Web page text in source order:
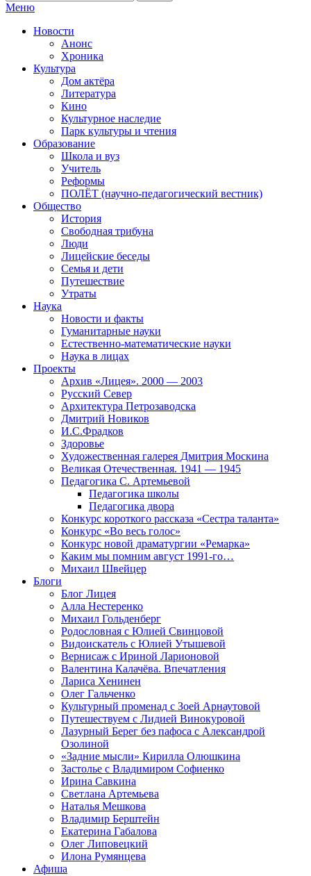
Меню
Новости
Анонс
Хроника
Культура
Дом актёра
Литература
Кино
Культурное наследие
Парк культуры и чтения
Образование
Школа и вуз
Учитель
Реформы
ПОЛЁТ (научно-педагогический вестник)
Общество
История
Свободная трибуна
Люди
Лицейские беседы
Семья и дети
Путешествие
Утраты
Наука
Новости и факты
Гуманитарные науки
Естественно-математические науки
Наука в лицах
Проекты
Архив «Лицея». 2000 — 2003
Русский Север
Архитектура Петрозаводска
Дмитрий Новиков
И.С.Фрадков
Здоровье
Художественная галерея Дмитрия Москина
Великая Отечественная. 1941 — 1945
Педагогика С. Артемьевой
Педагогика школы
Педагогика двора
Конкурс короткого рассказа «Сестра таланта»
Конкурс «Во весь голос»
Конкурс новой драматургии «Ремарка»
Каким мы помним август 1991-го…
Михаил Швейцер
Блоги
Блог Лицея
Алла Нестеренко
Михаил Гольденберг
Родословная с Юлией Свинцовой
Видоискатель с Юлией Утышевой
Вернисаж с Ириной Ларионовой
Валентина Калачёва. Впечатления
Лариса Хенинен
Олег Гальченко
Культурный променад с Зоей Арнаутовой
Путешествуем с Лидией Винокуровой
Лазурный Берег без пафоса с Александрой
Озолиной
«Задние мысли» Кирилла Олюшкина
Застолье с Владимиром Софиенко
Ирина Савкина
Светлана Артемьева
Наталья Мешкова
Владимир Берштейн
Екатерина Габалова
Олег Липовецкий
Илона Румянцева
Афиша